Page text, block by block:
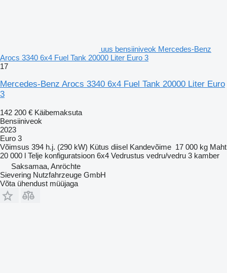
uus bensiiniveok Mercedes-Benz
Arocs 3340 6x4 Fuel Tank 20000 Liter Euro 3
17
Mercedes-Benz Arocs 3340 6x4 Fuel Tank 20000 Liter Euro
3
142 200 € Käibemaksuta
Bensiiniveok
2023
Euro 3
Võimsus 394 h.j. (290 kW) Kütus diisel Kandevõime 17 000 kg Maht
20 000 l Telje konfiguratsioon 6x4 Vedrustus vedru/vedru 3 kamber
Saksamaa, Anröchte
Sievering Nutzfahrzeuge GmbH
Võta ühendust müüjaga